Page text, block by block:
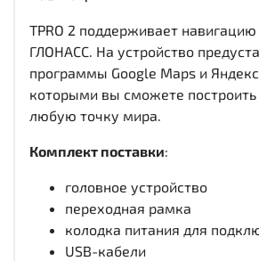
TPRO 2 поддерживает навигацию
ГЛОНАСС. На устройство
программы Google Maps и
которыми вы сможете
любую точку мира.
Комплект поставки:
головное устройство
переходная рамка
колодка питания для
USB-кабели